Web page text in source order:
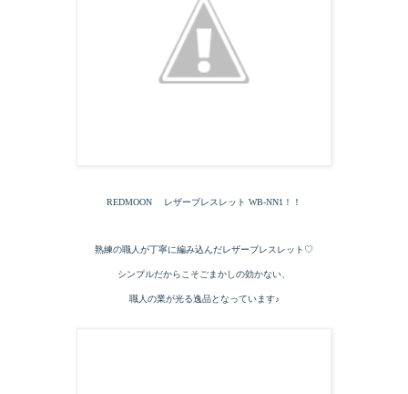
REDMOON レザーブレスレット WB-NN1！！
熟練の職人が丁寧に編み込んだレザーブレスレット♡
シンプルだからこそごまかしの効かない、
職人の業が光る逸品となっています♪